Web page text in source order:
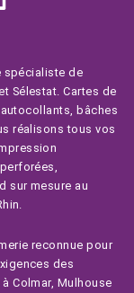
spécialiste de
Sélestat. Cartes de
bâches
réalisons tous vos
sur mesure au
reconnue pour
des
Colmar, Mulhouse